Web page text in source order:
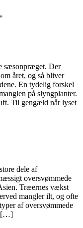
sæsonpræget. Der
året, og så bliver
En tydelig forskel
på slyngplanter.
Til gengæld når lyset
dele af
oversvømmede
Træernes vækst
mangler ilt, og ofte
af oversvømmede
[…]